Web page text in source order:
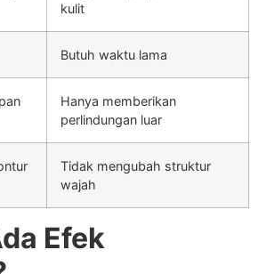
kulit
Butuh waktu lama
Hanya memberikan
perlindungan luar
Tidak mengubah struktur
wajah
Efek